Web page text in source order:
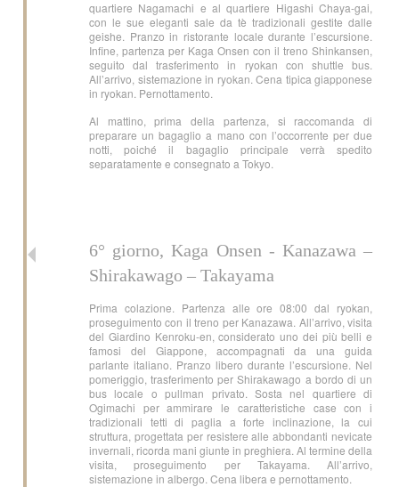
quartiere Nagamachi e al quartiere Higashi Chaya-gai,
con le sue eleganti sale da tè tradizionali gestite dalle
geishe. Pranzo in ristorante locale durante l’escursione.
Infine, partenza per Kaga Onsen con il treno Shinkansen,
seguito dal trasferimento in ryokan con shuttle bus.
All’arrivo, sistemazione in ryokan. Cena tipica giapponese
in ryokan. Pernottamento.
Al mattino, prima della partenza, si raccomanda di
preparare un bagaglio a mano con l’occorrente per due
notti, poiché il bagaglio principale verrà spedito
separatamente e consegnato a Tokyo.
6° giorno, Kaga Onsen - Kanazawa –
Shirakawago – Takayama
Prima colazione. Partenza alle ore 08:00 dal ryokan,
proseguimento con il treno per Kanazawa. All’arrivo, visita
del Giardino Kenroku-en, considerato uno dei più belli e
famosi del Giappone, accompagnati da una guida
parlante italiano. Pranzo libero durante l’escursione. Nel
pomeriggio, trasferimento per Shirakawago a bordo di un
bus locale o pullman privato. Sosta nel quartiere di
Ogimachi per ammirare le caratteristiche case con i
tradizionali tetti di paglia a forte inclinazione, la cui
struttura, progettata per resistere alle abbondanti nevicate
invernali, ricorda mani giunte in preghiera. Al termine della
visita, proseguimento per Takayama. All’arrivo,
sistemazione in albergo. Cena libera e pernottamento.